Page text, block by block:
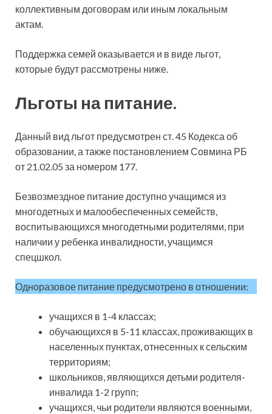
коллективным договорам или иным локальным
актам.
Поддержка семей оказывается и в виде льгот,
которые будут рассмотрены ниже.
Льготы на питание.
Данный вид льгот предусмотрен ст. 45 Кодекса об
образовании, а также постановлением Совмина РБ
от 21.02.05 за номером 177.
Безвозмездное питание доступно учащимся из
многодетных и малообеспеченных семейств,
воспитывающихся многодетными родителями, при
наличии у ребенка инвалидности, учащимся
спецшкол.
Одноразовое питание предусмотрено в отношении:
учащихся в 1-4 классах;
обучающихся в 5-11 классах, проживающих в
населенных пунктах, отнесенных к сельским
территориям;
школьников, являющихся детьми родителя-
инвалида 1-2 групп;
учащихся, чьи родители являются военными,